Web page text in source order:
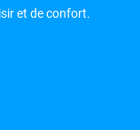
et de confort.